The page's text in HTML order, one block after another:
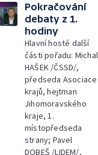
Pokračování
debaty z 1.
hodiny
Hlavní hosté další
části pořadu: Michal
HAŠEK /ČSSD/,
předseda Asociace
krajů, hejtman
Jihomoravského
kraje, 1.
místopředseda
strany; Pavel
DOBEŠ /LIDEM/,